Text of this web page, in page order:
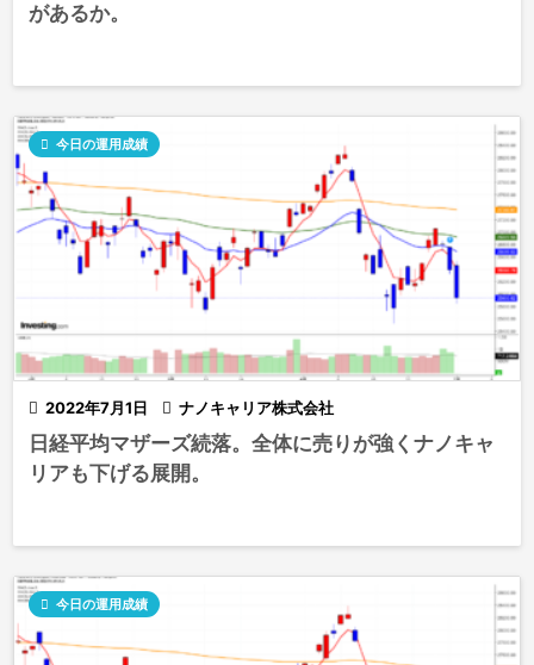
があるか。
 2022年7月1日
 今日の運用成績
 ナノキャリア株式会社
日経平均マザーズ続落。全体に売りが強くナノキャ
リアも下げる展開。
 今日の運用成績